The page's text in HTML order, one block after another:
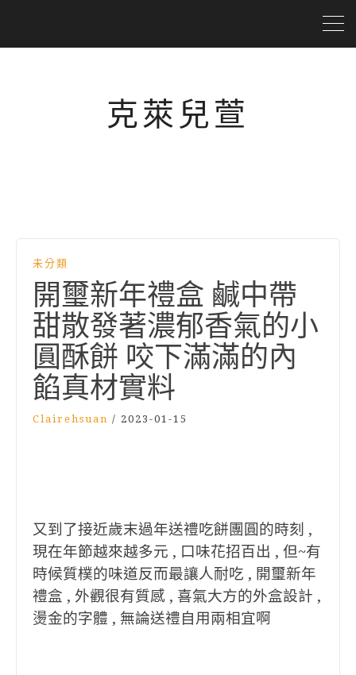
克萊兒萱
未分類
開璽新年禮盒 鹹中帶
甜散發著濃郁香氣的小
圓酥餅 咬下滿滿的內
餡真材實料
Clairehsuan / 2023-01-15
又到了接近歲末過年送禮吃餅團圓的時刻 ,
現在年節越來越多元 , 口味花招百出 , 但~有
時候質樸的味道反而最讓人耐吃 , 開璽新年
禮盒 , 外觀很有質感 , 喜氣大方的外盒設計 ,
燙金的字體 , 無論送禮自用兩相宜啊